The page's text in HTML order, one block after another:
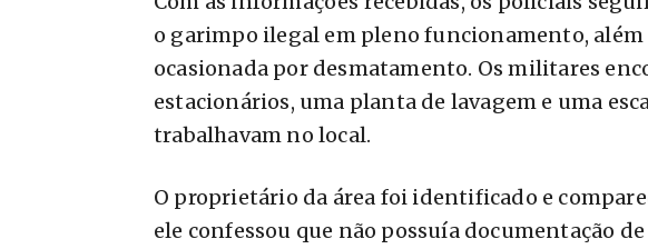
o garimpo ilegal em pleno funcionamento, além
ocasionada por desmatamento. Os militares
estacionários, uma planta de lavagem e uma
trabalhavam no local.
O proprietário da área foi identificado e
ele confessou que não possuía documentação